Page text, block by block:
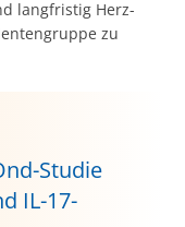
langfristig Herz-
zu
Studie
IL-17-